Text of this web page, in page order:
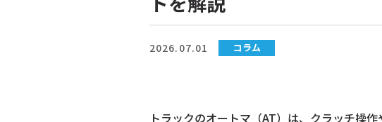
2026.07.01 コラム
トラックのオートマ（AT）は、クラッチ操